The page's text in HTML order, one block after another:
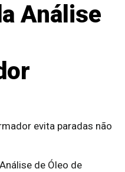
Análise
evita paradas não
de Óleo de